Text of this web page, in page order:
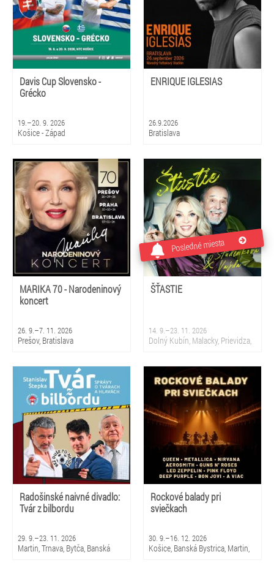
Davis Cup Slovensko -
Grécko
19.–20. 9. 2026
Košice - Západ
ENRIQUE IGLESIAS
26.9.2026
Bratislava
MARIKA 70 - Narodeninový
koncert
26. 9.–7. 11. 2026
Prešov, Bratislava
Posledné miesta
ŠŤASTIE
14. 9.–23. 11. 2026
Dolný Kubín, Malacky, Prievidza,
Dubnica, Partizánske, Topoľčany,
Bratislava
Radošinské naivné divadlo:
Tvár z bilbordu
29. 9.–23. 11. 2026
Martin, Trnava, Bytča, Banská
Rockové balady pri
sviečkach
30. 9.–16. 12. 2026
Košice, Banská Bystrica, Martin,